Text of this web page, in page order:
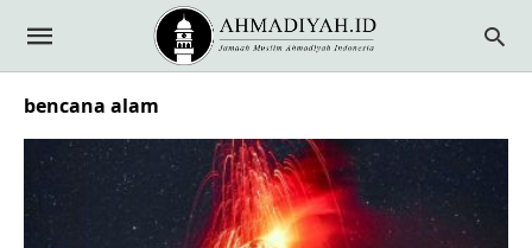
bencana alam